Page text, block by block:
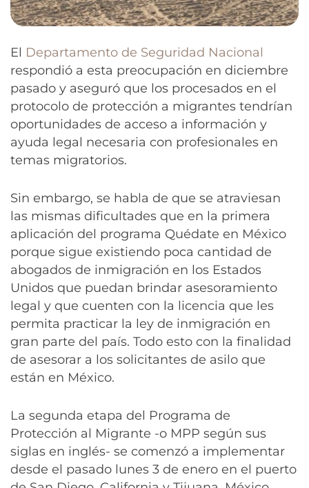
El Departamento de Seguridad Nacional
respondió a esta preocupación en diciembre
pasado y aseguró que los procesados en el
protocolo de protección a migrantes tendrían
oportunidades de acceso a información y
ayuda legal necesaria con profesionales en
temas migratorios.
Sin embargo, se habla de que se atraviesan
las mismas dificultades que en la primera
aplicación del programa Quédate en México
porque sigue existiendo poca cantidad de
abogados de inmigración en los Estados
Unidos que puedan brindar asesoramiento
legal y que cuenten con la licencia que les
permita practicar la ley de inmigración en
gran parte del país. Todo esto con la finalidad
de asesorar a los solicitantes de asilo que
están en México.
La segunda etapa del Programa de
Protección al Migrante -o MPP según sus
siglas en inglés- se comenzó a implementar
desde el pasado lunes 3 de enero en el puerto